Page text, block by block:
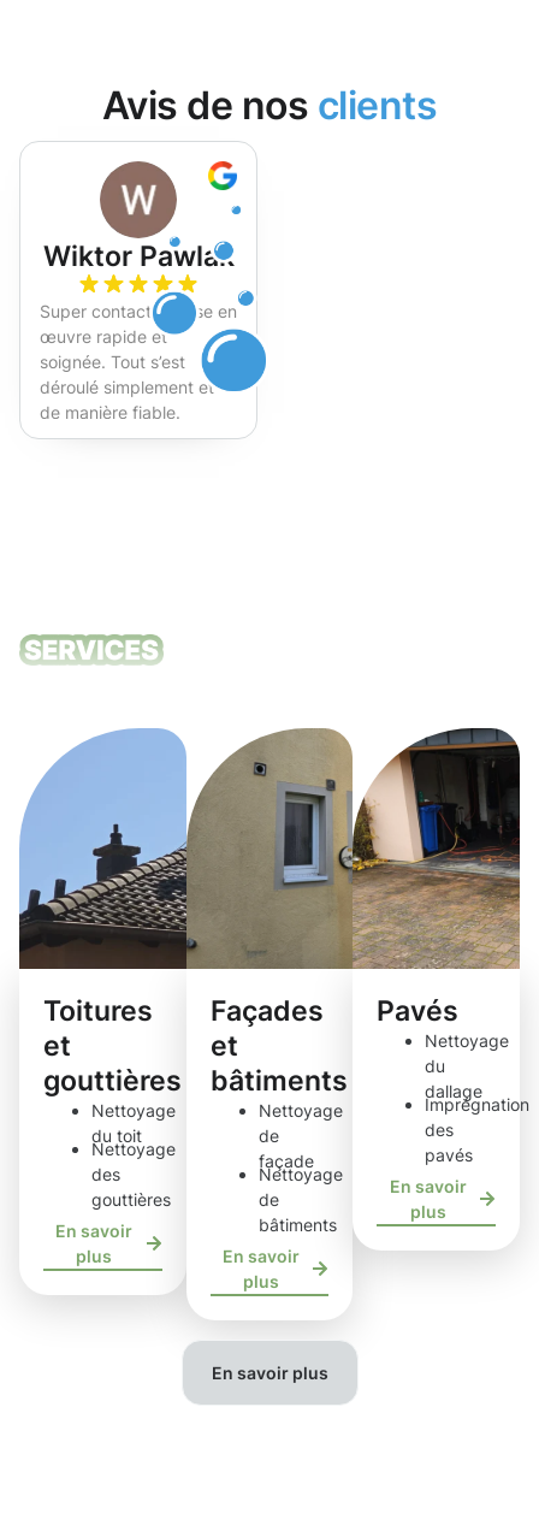
Avis de nos clients
Wiktor Pawlak
Super contact et mise en
œuvre rapide et
soignée. Tout s’est
déroulé simplement et
de manière fiable.
Fortement recommandé !
Toitures
et
gouttières
Nettoyage
du toit
Nettoyage
des
gouttières
En savoir
plus
Façades
et
bâtiments
Nettoyage
de
façade
Nettoyage
de
bâtiments
En savoir
plus
Pavés
Nettoyage
du
dallage
Imprégnation
des
pavés
En savoir
plus
En savoir plus